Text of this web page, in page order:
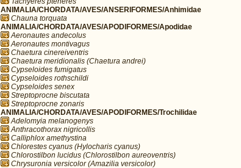
ANIMALIA/CHORDATA/AVES/ANSERIFORMES/Anhimidae
Chauna torquata
ANIMALIA/CHORDATA/AVES/APODIFORMES/Apodidae
Aeronautes andecolus
Aeronautes montivagus
Chaetura cinereiventris
Chaetura meridionalis (Chaetura andrei)
Cypseloides fumigatus
Cypseloides rothschildi
Cypseloides senex
Streptoprocne biscutata
Streptoprocne zonaris
ANIMALIA/CHORDATA/AVES/APODIFORMES/Trochilidae
Adelomyia melanogenys
Anthracothorax nigricollis
Calliphlox amethystina
Chlorestes cyanus (Hylocharis cyanus)
Chlorostilbon lucidus (Chlorostilbon aureoventris)
Chrysuronia versicolor (Amazilia versicolor)